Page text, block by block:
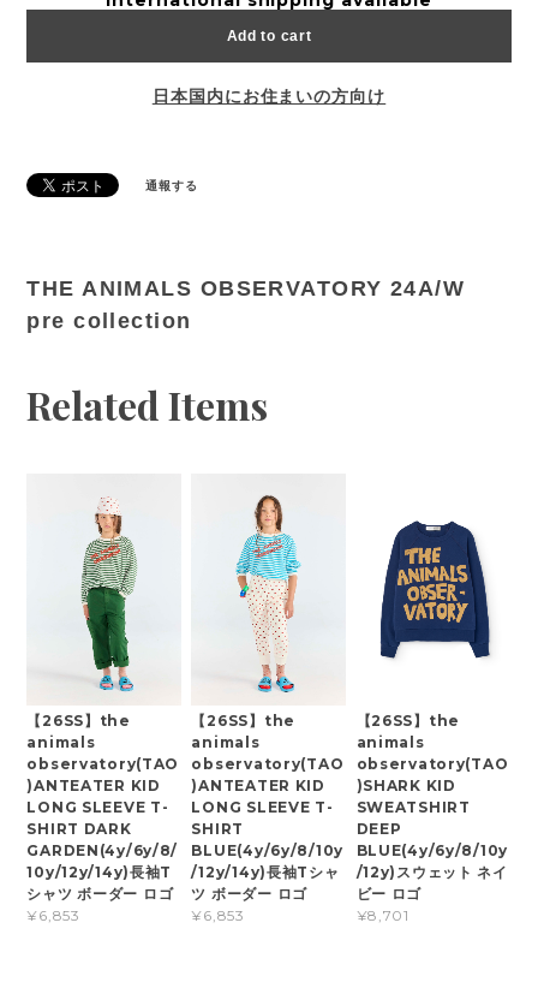
Add to cart
日本国内にお住まいの方向け
通報する
THE ANIMALS OBSERVATORY 24A/W
pre collection
Related Items
【26SS】the
animals
observatory(TAO
)ANTEATER KID
LONG SLEEVE T-
SHIRT DARK
GARDEN(4y/6y/8/
10y/12y/14y)長袖T
シャツ ボーダー ロゴ
¥6,853
【26SS】the
animals
observatory(TAO
)ANTEATER KID
LONG SLEEVE T-
SHIRT
BLUE(4y/6y/8/10y
/12y/14y)長袖Tシャ
ツ ボーダー ロゴ
¥6,853
【26SS】the
animals
observatory(TAO
)SHARK KID
SWEATSHIRT
DEEP
BLUE(4y/6y/8/10y
/12y)スウェット ネイ
ビー ロゴ
¥8,701